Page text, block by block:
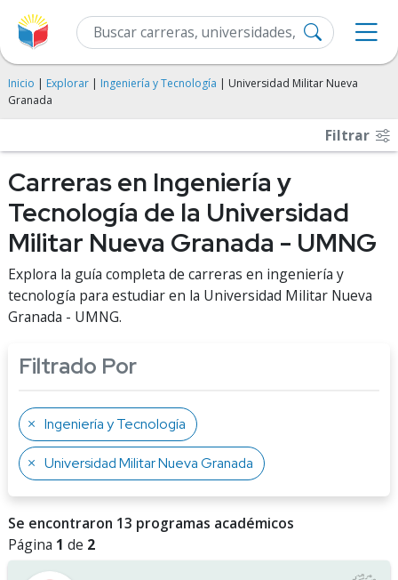
Inicio | Explorar | Ingeniería y Tecnología | Universidad Militar Nueva
Granada
Filtrar
Carreras en Ingeniería y
Tecnología de la Universidad
Militar Nueva Granada - UMNG
Explora la guía completa de carreras en ingeniería y
tecnología para estudiar en la Universidad Militar Nueva
Granada - UMNG.
Filtrado Por
Ingeniería y Tecnología
Universidad Militar Nueva Granada
Se encontraron 13 programas académicos
Página 1 de 2